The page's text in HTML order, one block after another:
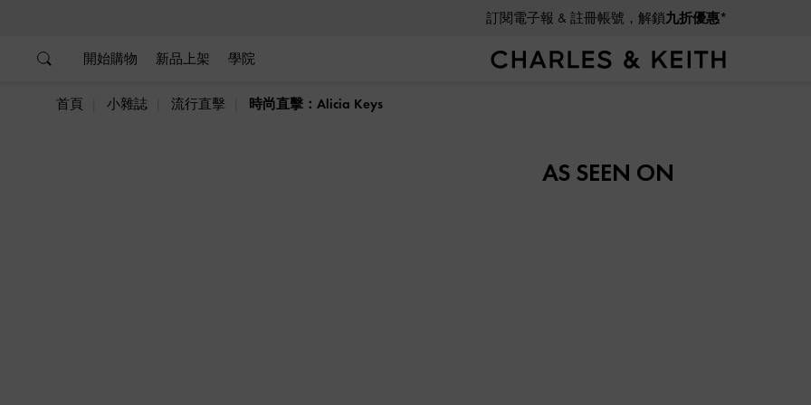
訂閱電子報 & 註冊帳號，解鎖九折優惠*
開始購物 新品上架 學院
首頁 小雜誌 流行直擊 時尚直擊：Alicia Keys
AS SEEN ON